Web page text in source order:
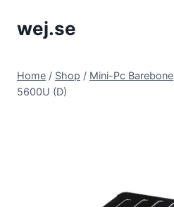
wej.se
Home / Shop / Mini-Pc Barebone
5600U (D)